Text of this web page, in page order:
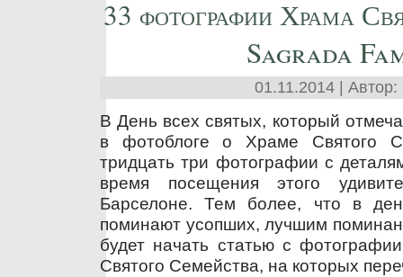
33 фотографии Храма
Sagrada
01.11.2014 | Автор:
В День всех святых, который
в фотоблоге о Храме Святого
тридцать три фотографии с
время посещения этого
Барселоне. Тем более, что в
поминают усопших, лучшим
будет начать статью с
Святого Семейства, на которых